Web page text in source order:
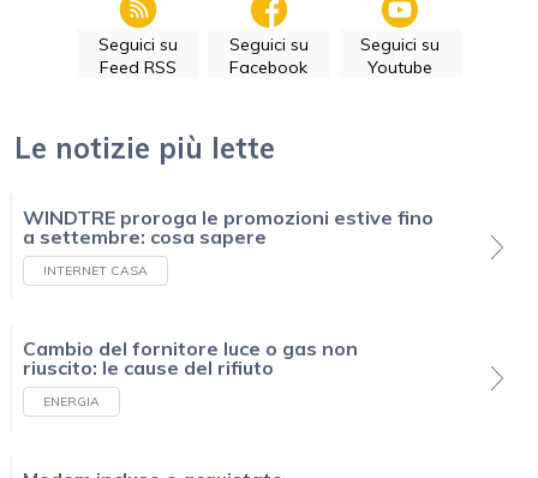
Seguici su
Feed RSS
Seguici su
Facebook
Seguici su
Youtube
Le notizie più lette
WINDTRE proroga le promozioni estive fino
a settembre: cosa sapere
INTERNET CASA
Cambio del fornitore luce o gas non
riuscito: le cause del rifiuto
ENERGIA